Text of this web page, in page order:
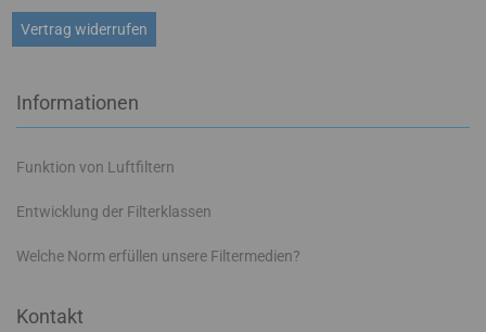
Vertrag widerrufen
Informationen
Funktion von Luftfiltern
Entwicklung der Filterklassen
Welche Norm erfüllen unsere Filtermedien?
Kontakt